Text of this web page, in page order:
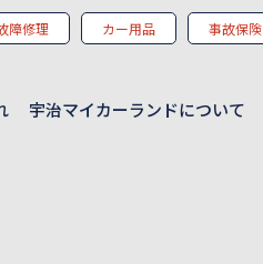
障修理 カー用品 事故保険
宇治マイカーランドについて